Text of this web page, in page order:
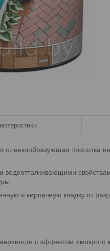
пленкообразующая пропитка
водоотталкивающими
и кирпичную кладку от
с эффектом «мокрого